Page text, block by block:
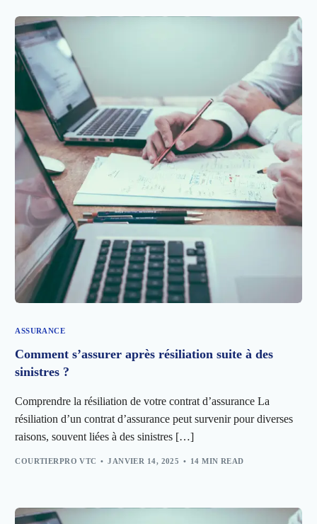
ASSURANCE
Comment s’assurer après résiliation suite à des
sinistres ?
Comprendre la résiliation de votre contrat d’assurance La
résiliation d’un contrat d’assurance peut survenir pour diverses
raisons, souvent liées à des sinistres […]
COURTIERPRO VTC JANVIER 14, 2025 14 MIN READ